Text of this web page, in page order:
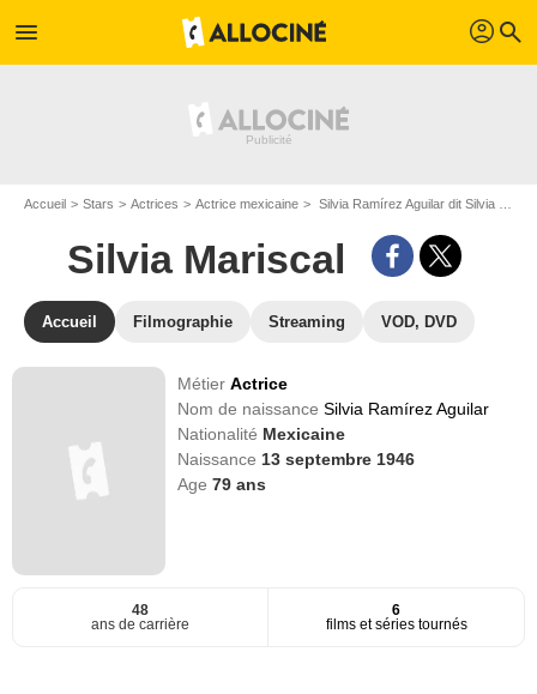
menu profil search
Accueil Stars Actrices Actrice mexicaine Silvia Ramírez Aguilar dit Silvia Mariscal
Silvia Mariscal
Accueil Filmographie Streaming VOD, DVD
MétierActrice
Nom de naissanceSilvia Ramírez Aguilar
Nationalité Mexicaine
Naissance 13 septembre 1946
Age79 ans
48
ans de carrière
6
films et séries tournés